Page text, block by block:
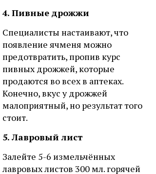
4. Пивные дрожжи
Специалисты настаивают, что
появление ячменя можно
предотвратить, пропив курс
пивных дрожжей, которые
продаются во всех в аптеках.
Конечно, вкус у дрожжей
малоприятный, но результат того
стоит.
5. Лавровый лист
Залейте 5-6 измельчённых
лавровых листов 300 мл. горячей